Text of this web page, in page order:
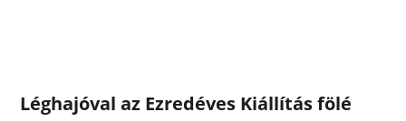
Léghajóval az Ezredéves Kiállítás fölé